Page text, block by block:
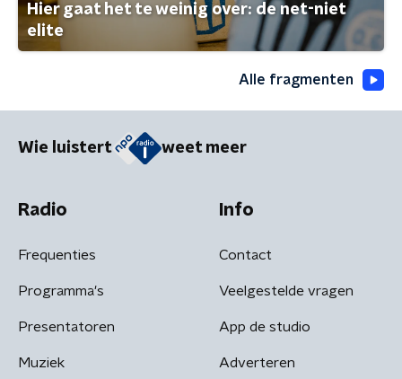
Hier gaat het te weinig over: de net-niet
elite
Alle fragmenten
Wie luistert weet meer
Radio
Frequenties
Programma's
Presentatoren
Muziek
Info
Contact
Veelgestelde vragen
App de studio
Adverteren